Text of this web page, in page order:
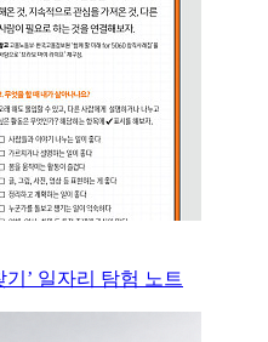
’ 일자리 탐험 노트